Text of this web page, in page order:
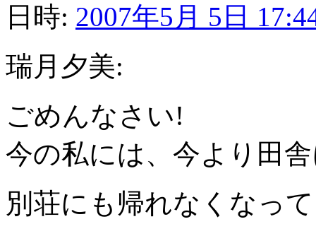
日時: 2007年5月 5日
瑞月夕美:
ごめんなさい!
今の私には、今より田
別荘にも帰れなくなっ